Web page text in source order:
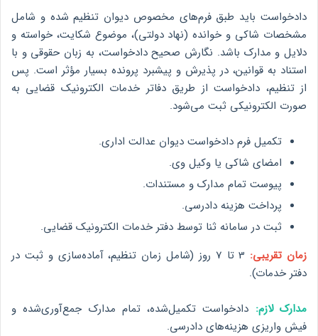
دادخواست باید طبق فرم‌های مخصوص دیوان تنظیم شده و شامل
مشخصات شاکی و خوانده (نهاد دولتی)، موضوع شکایت، خواسته و
دلایل و مدارک باشد. نگارش صحیح دادخواست، به زبان حقوقی و با
استناد به قوانین، در پذیرش و پیشبرد پرونده بسیار مؤثر است. پس
از تنظیم، دادخواست از طریق دفاتر خدمات الکترونیک قضایی به
صورت الکترونیکی ثبت می‌شود.
تکمیل فرم دادخواست دیوان عدالت اداری.
امضای شاکی یا وکیل وی.
پیوست تمام مدارک و مستندات.
پرداخت هزینه دادرسی.
ثبت در سامانه ثنا توسط دفتر خدمات الکترونیک قضایی.
زمان تقریبی:
3 تا 7 روز (شامل زمان تنظیم، آماده‌سازی و ثبت در
دفتر خدمات).
مدارک لازم: دادخواست تکمیل‌شده، تمام مدارک جمع‌آوری‌شده و
فیش واریزی هزینه‌های دادرسی.